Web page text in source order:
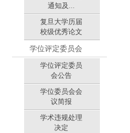
通知及...
复旦大学历届
校级优秀论文
学位评定委员会
学位评定委员
会公告
学位委员会会
议简报
学术违规处理
决定